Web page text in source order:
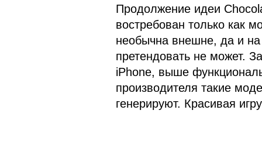
Продолжение идеи
востребован только как
необычна внешне, да и
претендовать не может.
iPhone, выше
производителя такие
генерируют. Красивая